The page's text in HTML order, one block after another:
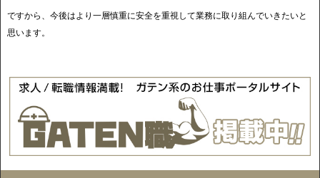
ですから、今後はより一層慎重に安全を重視して業務に取り組んでいきたいと
思います。